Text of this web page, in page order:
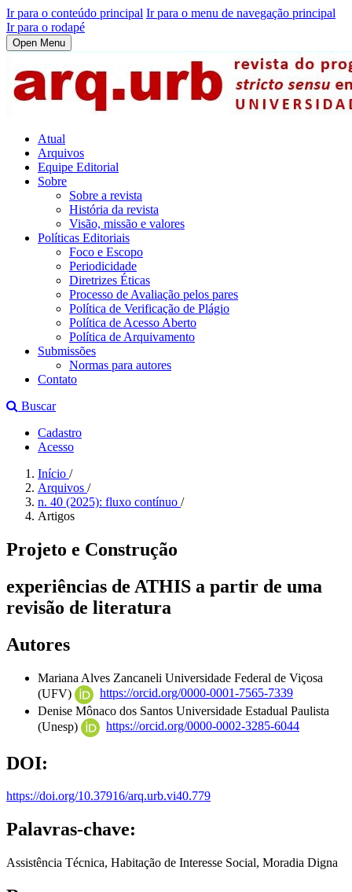
Ir para o conteúdo principal Ir para o menu de navegação principal
Ir para o rodapé
Open Menu
Atual
Arquivos
Equipe Editorial
Sobre
Sobre a revista
História da revista
Visão, missão e valores
Políticas Editoriais
Foco e Escopo
Periodicidade
Diretrizes Éticas
Processo de Avaliação pelos pares
Política de Verificação de Plágio
Política de Acesso Aberto
Política de Arquivamento
Submissões
Normas para autores
Contato
Buscar
Cadastro
Acesso
Início /
Arquivos /
n. 40 (2025): fluxo contínuo /
Artigos
Projeto e Construção
experiências de ATHIS a partir de uma
revisão de literatura
Autores
Mariana Alves Zancaneli Universidade Federal de Viçosa
(UFV)
https://orcid.org/0000-0001-7565-7339
Denise Mônaco dos Santos Universidade Estadual Paulista
(Unesp)
https://orcid.org/0000-0002-3285-6044
DOI:
https://doi.org/10.37916/arq.urb.vi40.779
Palavras-chave:
Assistência Técnica, Habitação de Interesse Social, Moradia Digna